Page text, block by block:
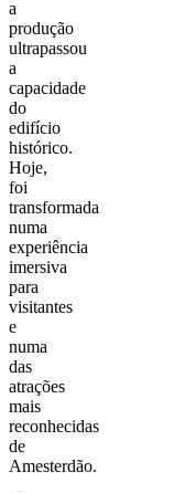
a
produção
ultrapassou
a
capacidade
do
edifício
histórico.
Hoje,
foi
transformada
numa
experiência
imersiva
para
visitantes
e
numa
das
atrações
mais
reconhecidas
de
Amesterdão.